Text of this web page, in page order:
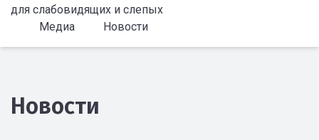
для слабовидящих и слепых
Медиа
Новости
Новости